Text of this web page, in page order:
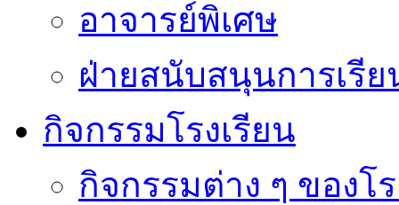
อาจารย์พิเศษ
ฝ่ายสนับสนุนการเรี
กิจกรรมโรงเรียน
กิจกรรมต่าง ๆ ของโ